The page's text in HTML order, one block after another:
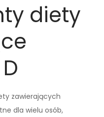
diety
zawierających
dla wielu osób,